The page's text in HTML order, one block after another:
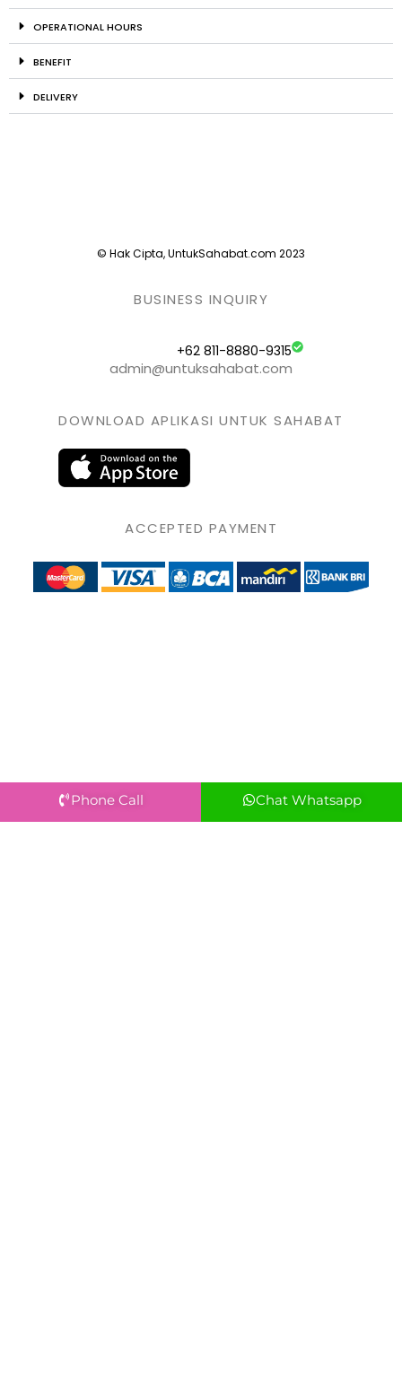
OPERATIONAL HOURS
BENEFIT
DELIVERY
© Hak Cipta, UntukSahabat.com 2023
BUSINESS INQUIRY
+62 811-8880-9315
admin@untuksahabat.com
DOWNLOAD APLIKASI UNTUK SAHABAT
ACCEPTED PAYMENT
Phone Call Chat Whatsapp